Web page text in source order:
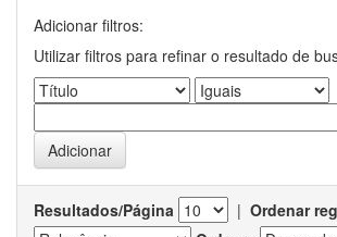
Adicionar filtros:
Utilizar filtros para refinar o resultado de
Resultados/Página | Ordenar